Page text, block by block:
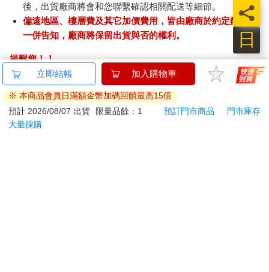
後，出貨廠商將會和您聯繫確認相關配送等細節。
偏遠地區、樓層費及其它加價費用，皆由廠商於約定配送時
一併告知，廠商將保留出貨與否的權利。
提醒您！！
金石堂及銀行均不會請您操作ATM! 如接獲電話要求您前往
ATM提款機，請不要聽從指示，以免受騙上當！
退換貨須知：
**提醒您，鑑賞期不等於試用期，退回商品須為全新狀態**
日
員